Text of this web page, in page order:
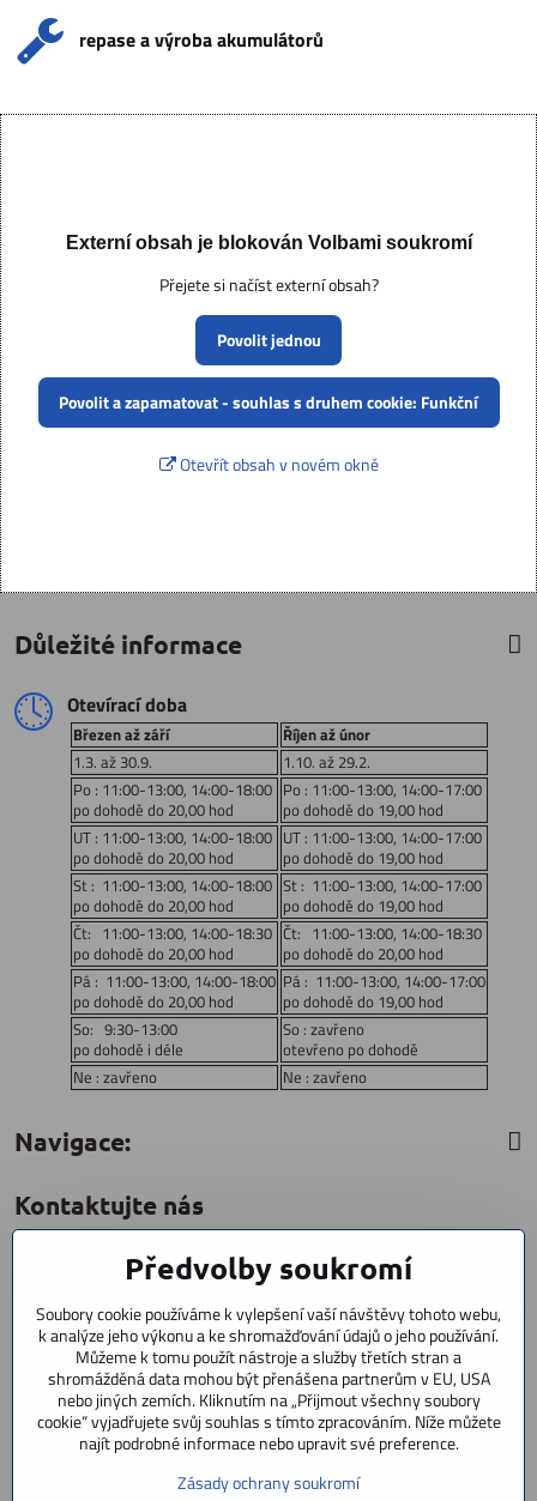
repase a výroba akumulátorů
Externí obsah je blokován Volbami soukromí
Přejete si načíst externí obsah?
Povolit jednou
Povolit a zapamatovat - souhlas s druhem cookie: Funkční
Otevřít obsah v novém okně
Důležité informace
Otevírací doba
Březen až září
Říjen až únor
1.3. až 30.9.
1.10. až 29.2.
Po : 11:00-13:00, 14:00-18:00
po dohodě do 20,00 hod
Po : 11:00-13:00, 14:00-17:00
po dohodě do 19,00 hod
UT : 11:00-13:00, 14:00-18:00
po dohodě do 20,00 hod
UT : 11:00-13:00, 14:00-17:00
po dohodě do 19,00 hod
St : 11:00-13:00, 14:00-18:00
po dohodě do 20,00 hod
St : 11:00-13:00, 14:00-17:00
po dohodě do 19,00 hod
Čt: 11:00-13:00, 14:00-18:30
po dohodě do 20,00 hod
Čt: 11:00-13:00, 14:00-18:30
po dohodě do 20,00 hod
Pá : 11:00-13:00, 14:00-18:00
po dohodě do 20,00 hod
Pá : 11:00-13:00, 14:00-17:00
po dohodě do 19,00 hod
So: 9:30-13:00
po dohodě i déle
So : zavřeno
otevřeno po dohodě
Ne : zavřeno
Ne : zavřeno
Navigace:
Kontaktujte nás
CYCLESTAR s​.r​.o​.
Praha 5 Radotín
153 00
+420 602 856 404
+420 723 603 807
servis
info​@cyclestar​.cz
Předvolby soukromí
Soubory cookie používáme k vylepšení vaší návštěvy tohoto webu,
k analýze jeho výkonu a ke shromažďování údajů o jeho používání.
Můžeme k tomu použít nástroje a služby třetích stran a
shromážděná data mohou být přenášena partnerům v EU, USA
nebo jiných zemích. Kliknutím na „Přijmout všechny soubory
cookie“ vyjadřujete svůj souhlas s tímto zpracováním. Níže můžete
najít podrobné informace nebo upravit své preference.
Zásady ochrany soukromí